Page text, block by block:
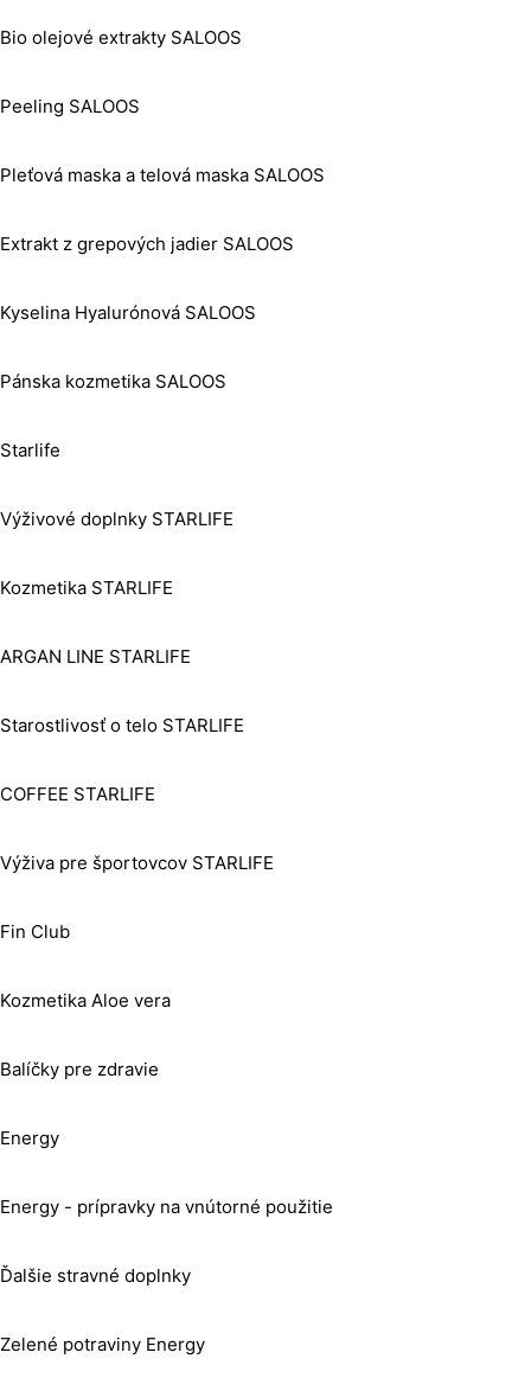
Bio olejové extrakty SALOOS
Peeling SALOOS
Pleťová maska a telová maska SALOOS
Extrakt z grepových jadier SALOOS
Kyselina Hyalurónová SALOOS
Pánska kozmetika SALOOS
Starlife
Výživové doplnky STARLIFE
Kozmetika STARLIFE
ARGAN LINE STARLIFE
Starostlivosť o telo STARLIFE
COFFEE STARLIFE
Výživa pre športovcov STARLIFE
Fin Club
Kozmetika Aloe vera
Balíčky pre zdravie
Energy
Energy - prípravky na vnútorné použitie
Ďalšie stravné doplnky
Zelené potraviny Energy